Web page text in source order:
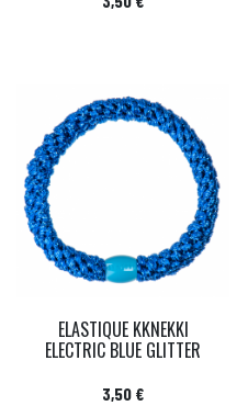
ELASTIQUE KKNEKKI
ELECTRIC BLUE GLITTER
Prix
3,50 €